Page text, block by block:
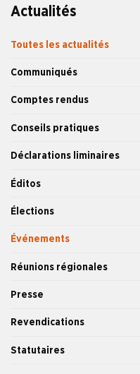
Actualités
Toutes les actualités
Communiqués
Comptes rendus
Conseils pratiques
Déclarations liminaires
Éditos
Élections
Événements
Réunions régionales
Presse
Revendications
Statutaires